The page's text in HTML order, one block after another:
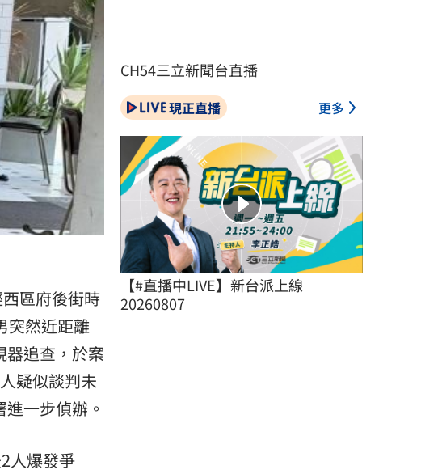
區府後街時
突然近距離
器追查，於案
人疑似談判未
一步偵辦。
人爆發爭
CH54三立新聞台直播
現正直播 更多
【#直播中LIVE】新台派上線
20260807